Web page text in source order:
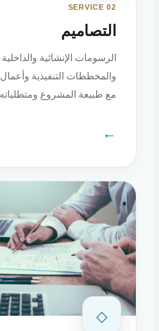
SERVICE 02
التصاميم
الرسومات الإنشائية والداخلية
والمخططات التنفيذية وأعمال
مع طبيعة المشروع ومتطلباته.
←
◇